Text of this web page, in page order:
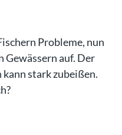
Probleme, nun
auf. Der
stark zubeißen.